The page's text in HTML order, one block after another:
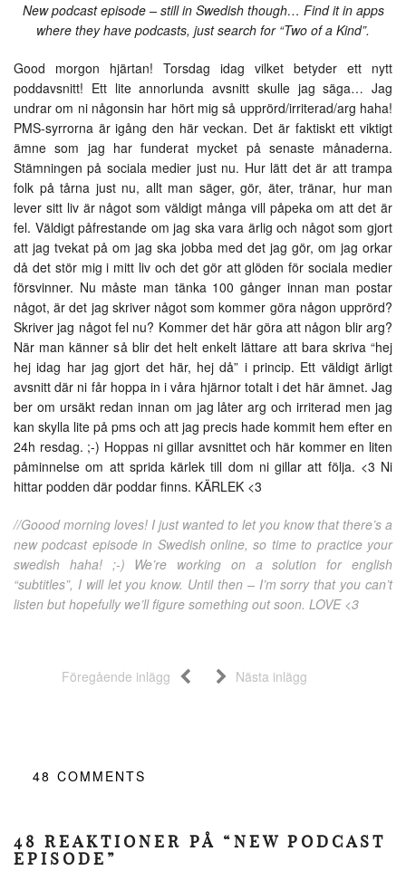
New podcast episode – still in Swedish though… Find it in apps
where they have podcasts, just search for “Two of a Kind”.
Good morgon hjärtan! Torsdag idag vilket betyder ett nytt
poddavsnitt! Ett lite annorlunda avsnitt skulle jag säga… Jag
undrar om ni någonsin har hört mig så upprörd/irriterad/arg haha!
PMS-syrrorna är igång den här veckan. Det är faktiskt ett viktigt
ämne som jag har funderat mycket på senaste månaderna.
Stämningen på sociala medier just nu. Hur lätt det är att trampa
folk på tårna just nu, allt man säger, gör, äter, tränar, hur man
lever sitt liv är något som väldigt många vill påpeka om att det är
fel. Väldigt påfrestande om jag ska vara ärlig och något som gjort
att jag tvekat på om jag ska jobba med det jag gör, om jag orkar
då det stör mig i mitt liv och det gör att glöden för sociala medier
försvinner. Nu måste man tänka 100 gånger innan man postar
något, är det jag skriver något som kommer göra någon upprörd?
Skriver jag något fel nu? Kommer det här göra att någon blir arg?
När man känner så blir det helt enkelt lättare att bara skriva “hej
hej idag har jag gjort det här, hej då” i princip. Ett väldigt ärligt
avsnitt där ni får hoppa in i våra hjärnor totalt i det här ämnet. Jag
ber om ursäkt redan innan om jag låter arg och irriterad men jag
kan skylla lite på pms och att jag precis hade kommit hem efter en
24h resdag. ;-) Hoppas ni gillar avsnittet och här kommer en liten
påminnelse om att sprida kärlek till dom ni gillar att följa. <3 Ni
hittar podden där poddar finns. KÄRLEK <3
//Goood morning loves! I just wanted to let you know that there’s a
new podcast episode in Swedish online, so time to practice your
swedish haha! ;-) We’re working on a solution for english
“subtitles”, I will let you know. Until then – I’m sorry that you can’t
listen but hopefully we’ll figure something out soon. LOVE <3
Föregående inlägg Nästa inlägg
48 COMMENTS
48 REAKTIONER PÅ “NEW PODCAST
EPISODE”